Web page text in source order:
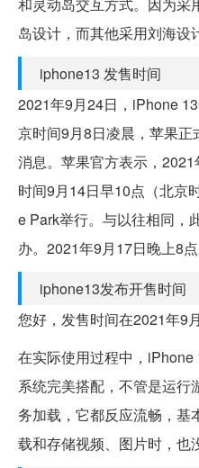
岛设计，而其他采用刘海设
iphone13 发售时间
2021年9月24日，iPhone
京时间9月8日凌晨，苹果
消息。苹果官方表示，
时间9月14日早10点（北京
e Park举行。与以往相同，
办。2021年9月17日晚上8
iphone13发布开售时间
您好，发售时间在2021年9月
在实际使用过程中，
系统完美搭配，不管是运行
务加载，它都反应流畅，基
载和存储视频、图片时，也